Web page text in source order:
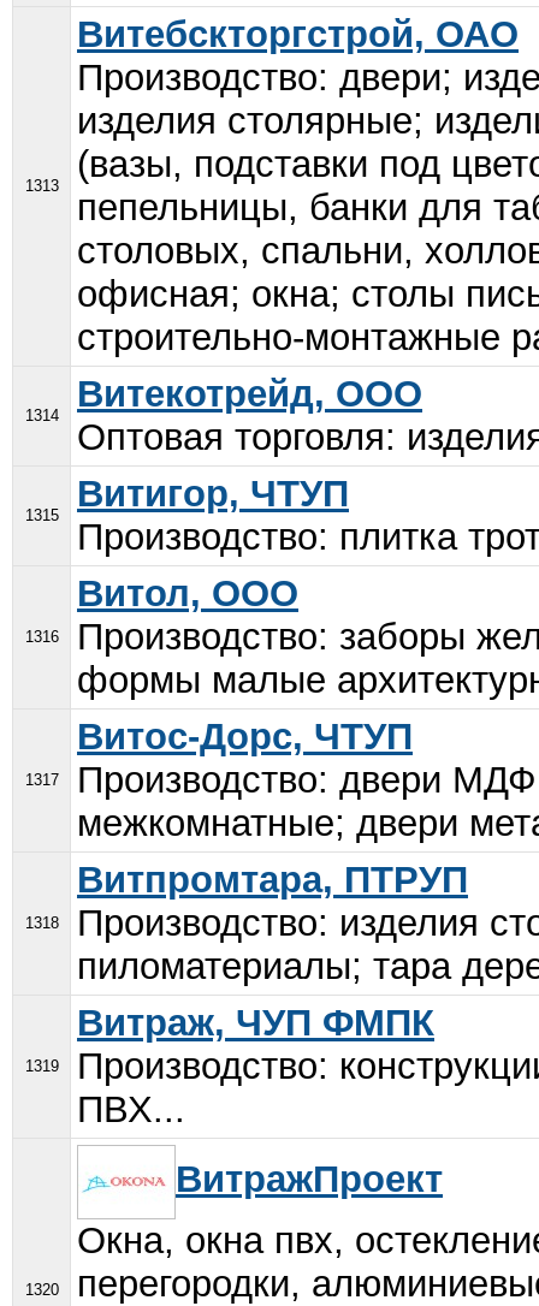
1313
Витебскторгстрой, ОАО
Производство: двери;
изделия столярные;
(вазы, подставки под
пепельницы, банки для
столовых, спальни,
офисная; окна; столы
строительно-монтажные
1314
Витекотрейд, ООО
Оптовая торговля:
1315
Витигор, ЧТУП
Производство: плитка
1316
Витол, ООО
Производство: заборы
формы малые
1317
Витос-Дорс, ЧТУП
Производство: двери
межкомнатные; двери
1318
Витпромтара, ПТРУП
Производство: изделия
пиломатериалы; тара
1319
Витраж, ЧУП ФМПК
Производство:
ПВХ...
1320
ВитражПроект
Окна, окна пвх,
перегородки,